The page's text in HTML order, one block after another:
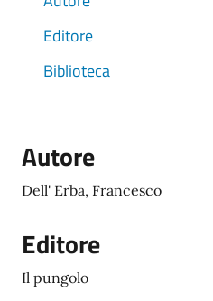
Editore
Biblioteca
Autore
Dell' Erba, Francesco
Editore
Il pungolo